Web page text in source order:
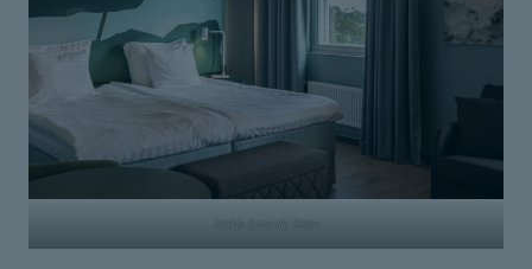
Nokia Scandic Eden